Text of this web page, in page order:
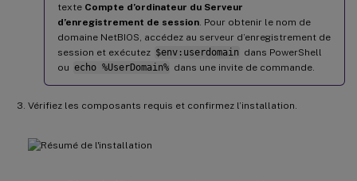
texte Compte d’ordinateur du Serveur
d’enregistrement de session . Pour obtenir le nom de
domaine NetBIOS, accédez au serveur d’enregistrement de
session et exécutez $env:userdomain dans PowerShell
ou echo %UserDomain% dans une invite de commande.
Vérifiez les composants requis et confirmez l’installation.